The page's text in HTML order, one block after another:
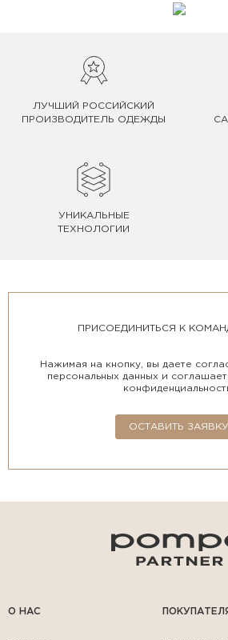
ЛУЧШИЙ РОССИЙСКИЙ
ПРОИЗВОДИТЕЛЬ ОДЕЖДЫ
УНИКАЛЬНЫЕ
ТЕХНОЛОГИИ
О НАС
ПРИСОЕДИНИТЬСЯ К
Нажимая на кнопку, вы даете
персональных данных и
ОСТАВИТЬ ЗАЯВКУ